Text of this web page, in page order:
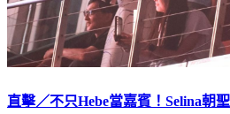
直擊／不只Hebe當嘉賓！Selina